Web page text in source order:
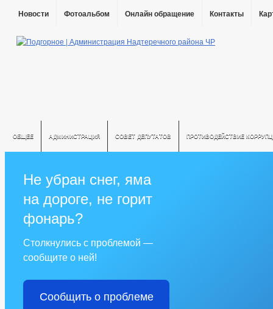
Новости Фотоальбом Онлайн обращение Контакты
ОБЩЕЕ АДМИНИСТРАЦИЯ СОВЕТ ДЕПУТАТОВ ПРОТИВОДЕЙСТВИЕ
Не убран снег, яма
на дороге, не горит
фонарь?
Столкнулись с проблемой —
сообщите о ней!
Сообщить о проблеме